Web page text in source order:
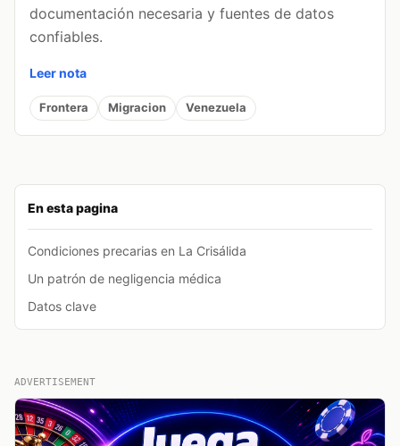
En esta pagina
Condiciones precarias en La Crisálida
Un patrón de negligencia médica
Datos clave
documentación necesaria y fuentes de datos
confiables.
Leer nota
Frontera Migracion Venezuela
ADVERTISEMENT